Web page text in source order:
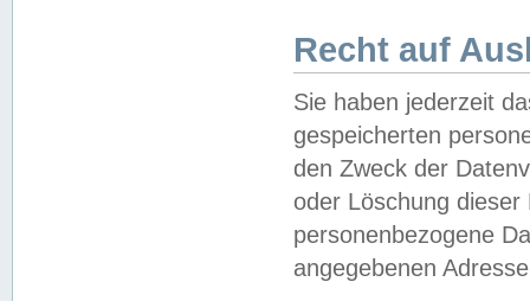
Recht auf
Sie haben jederzeit
gespeicherten
den Zweck der
oder Löschung
personenbezogene
angegebenen